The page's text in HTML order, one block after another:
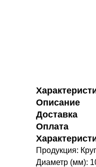
Описание
Доставка
Оплата
Продукция:
Диаметр (мм):